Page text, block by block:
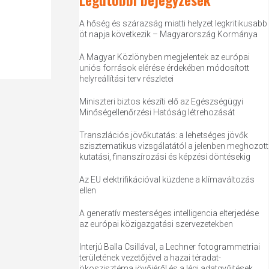
A hőség és szárazság miatti helyzet legkritikusabb
öt napja következik – Magyarország Kormánya
A Magyar Közlönyben megjelentek az európai
uniós források elérése érdekében módosított
helyreállítási terv részletei
Miniszteri biztos készíti elő az Egészségügyi
Minőségellenőrzési Hatóság létrehozását
Transzlációs jövőkutatás: a lehetséges jövők
szisztematikus vizsgálatától a jelenben meghozott
kutatási, finanszírozási és képzési döntésekig
Az EU elektrifikációval küzdene a klímaváltozás
ellen
A generatív mesterséges intelligencia elterjedése
az európai közigazgatási szervezetekben
Interjú Balla Csillával, a Lechner fotogrammetriai
területének vezetőjével a hazai téradat-